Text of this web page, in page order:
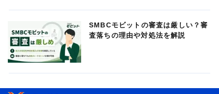
SMBCモビットの審査は厳しい？審
査落ちの理由や対処法を解説